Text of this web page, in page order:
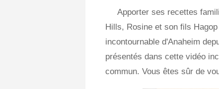
Apporter ses recettes
Hills, Rosine et son fils
incontournable d'Anaheim
présentés dans cette vidéo
commun. Vous êtes sûr de